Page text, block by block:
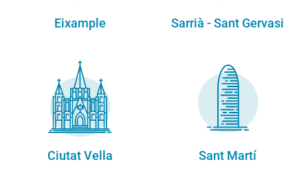
Eixample Sarrià - Sant Gervasi
Ciutat Vella Sant Martí